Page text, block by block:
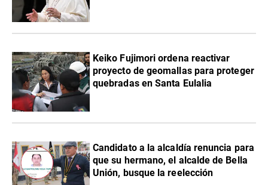
Keiko Fujimori ordena reactivar
proyecto de geomallas para proteger
quebradas en Santa Eulalia
Candidato a la alcaldía renuncia para
que su hermano, el alcalde de Bella
Unión, busque la reelección